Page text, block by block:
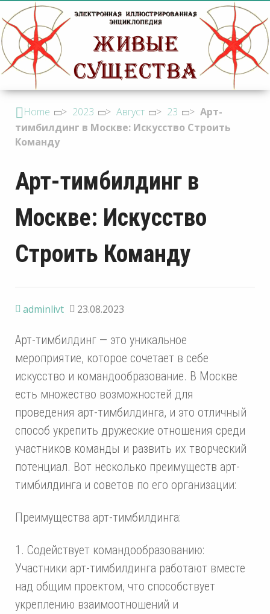
Home > 2023 > Август > 23 > Арт-
тимбилдинг в Москве: Искусство Строить
Команду
Арт-тимбилдинг в
Москве: Искусство
Строить Команду
adminlivt 23.08.2023
Арт-тимбилдинг — это уникальное
мероприятие, которое сочетает в себе
искусство и командообразование. В Москве
есть множество возможностей для
проведения арт-тимбилдинга, и это отличный
способ укрепить дружеские отношения среди
участников команды и развить их творческий
потенциал. Вот несколько преимуществ арт-
тимбилдинга и советов по его организации:
Преимущества арт-тимбилдинга:
1. Содействует командообразованию:
Участники арт-тимбилдинга работают вместе
над общим проектом, что способствует
укреплению взаимоотношений и